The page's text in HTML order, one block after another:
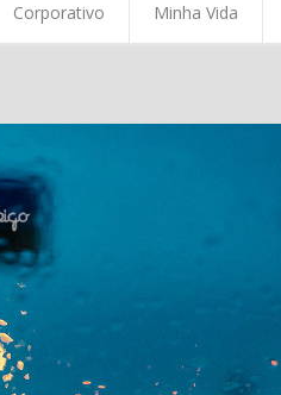
Corporativo Minha Vida